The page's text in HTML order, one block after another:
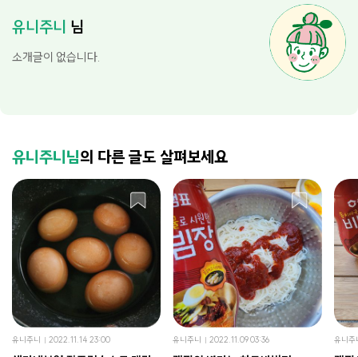
유니주니 님
소개글이 없습니다.
유니주니님의 다른 글도 살펴보세요
유니주니 2022.11.14 23:00 유니주니 2022.11.09 03:36 유니주